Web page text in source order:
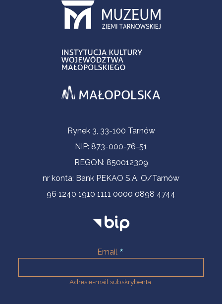
Informacje kontaktoweRynek 3, 33-100 Tarnów
NIP: 873-000-76-51
REGON: 850012309
nr konta: Bank PEKAO S.A. O/Tarnów
96 1240 1910 1111 0000 0898 4744
Email
Adres e-mail subskrybenta.